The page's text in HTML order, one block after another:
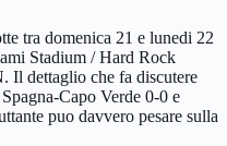
tra domenica 21 e lunedi 22
Stadium / Hard Rock
Il dettaglio che fa discutere
Capo Verde 0-0 e
puo davvero pesare sulla